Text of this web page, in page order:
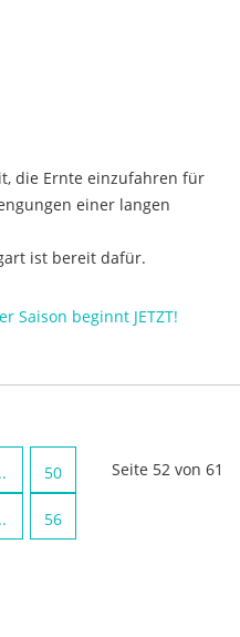
die Ernte einzufahren für
einer langen
ist bereit dafür.
Saison beginnt JETZT!
Seite 52 von 61
50
56